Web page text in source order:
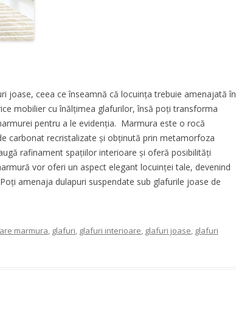
joase, ceea ce înseamnă că locuința trebuie amenajată în
mobilier cu înălțimea glafurilor, însă poți transforma
pentru a le evidenția. Marmura este o rocă
carbonat recristalizate și obținută prin metamorfoza
rafinament spațiilor interioare și oferă posibilități
vor oferi un aspect elegant locuinței tale, devenind
amenaja dulapuri suspendate sub glafurile joase de
marmura glafuri glafuri interioare glafuri joase glafuri